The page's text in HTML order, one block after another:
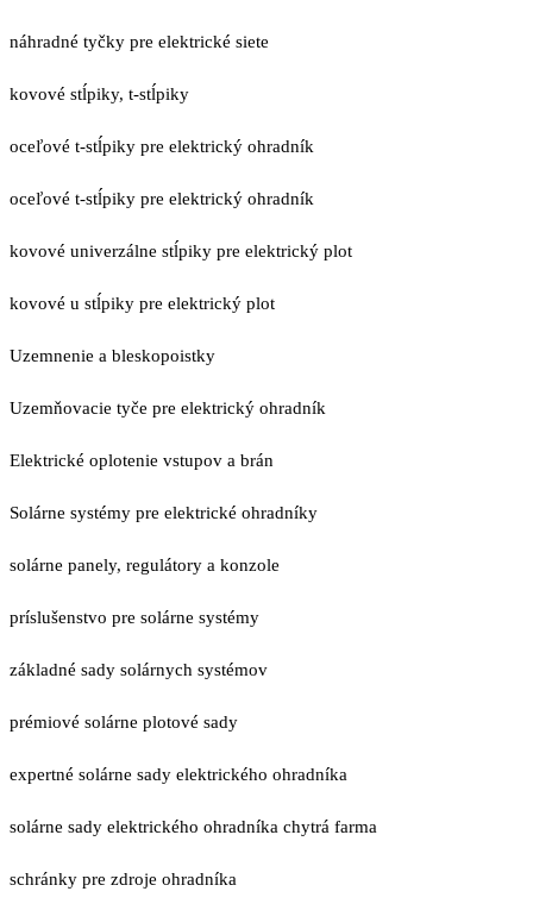
náhradné tyčky pre elektrické siete
kovové stĺpiky, t-stĺpiky
oceľové t-stĺpiky pre elektrický ohradník
oceľové t-stĺpiky pre elektrický ohradník
kovové univerzálne stĺpiky pre elektrický plot
kovové u stĺpiky pre elektrický plot
Uzemnenie a bleskopoistky
Uzemňovacie tyče pre elektrický ohradník
Elektrické oplotenie vstupov a brán
Solárne systémy pre elektrické ohradníky
solárne panely, regulátory a konzole
príslušenstvo pre solárne systémy
základné sady solárnych systémov
prémiové solárne plotové sady
expertné solárne sady elektrického ohradníka
solárne sady elektrického ohradníka chytrá farma
schránky pre zdroje ohradníka